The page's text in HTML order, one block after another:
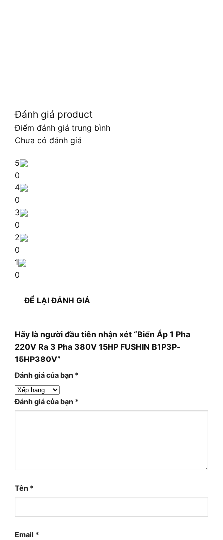
Đánh giá product
Điểm đánh giá trung bình
Chưa có đánh giá
5
0
4
0
3
0
2
0
1
0
ĐỂ LẠI ĐÁNH GIÁ
Hãy là người đầu tiên nhận xét “Biến Áp 1 Pha
220V Ra 3 Pha 380V 15HP FUSHIN B1P3P-
15HP380V”
Đánh giá của bạn *
Đánh giá của bạn *
Tên *
Email *